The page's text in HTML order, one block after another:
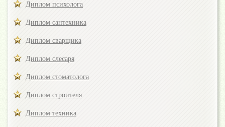
Диплом психолога
Диплом сантехника
Диплом сварщика
Диплом слесаря
Диплом стоматолога
Диплом строителя
Диплом техника